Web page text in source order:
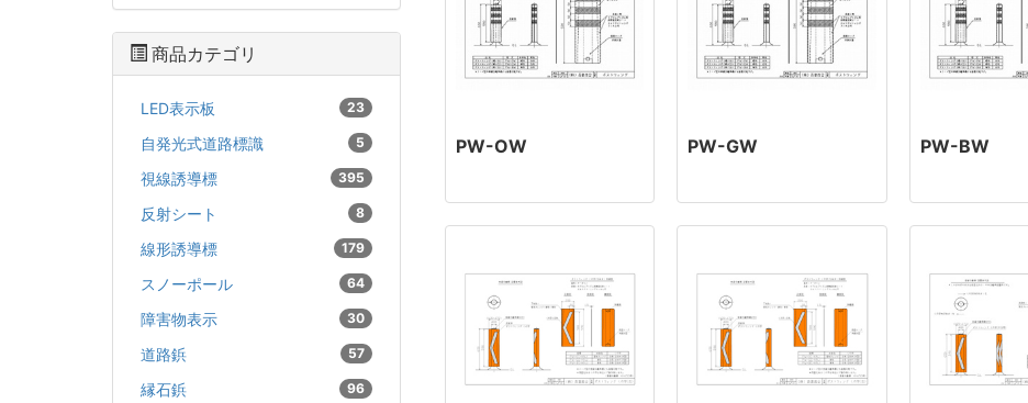
PW-OW PW-GW PW-BW
商品カテゴリ
LED表示板 23
自発光式道路標識 5
視線誘導標 395
反射シート 8
線形誘導標 179
スノーポール 64
障害物表示 30
道路鋲 57
縁石鋲 96